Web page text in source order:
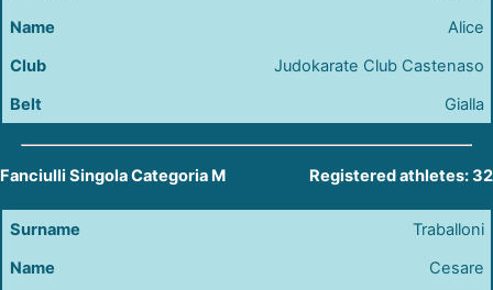
Alice
Judokarate Club Castenaso
Gialla
Fanciulli Singola Categoria M Registered athletes: 32
Traballoni
Cesare